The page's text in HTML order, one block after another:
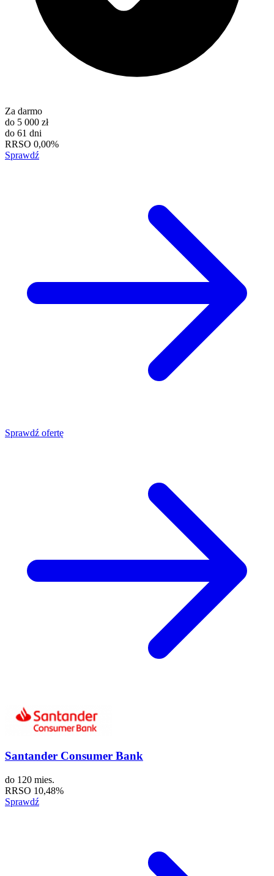
Za darmo
do 5 000 zł
do 61 dni
RRSO 0,00%
Sprawdź
Sprawdź ofertę
Santander Consumer Bank
do 120 mies.
RRSO 10,48%
Sprawdź